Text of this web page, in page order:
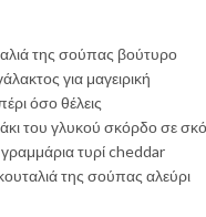
της σούπας βούτυρο
για μαγειρική
όσο θέλεις
του γλυκού σκόρδο σε
τυρί cheddar
της σούπας αλεύρι